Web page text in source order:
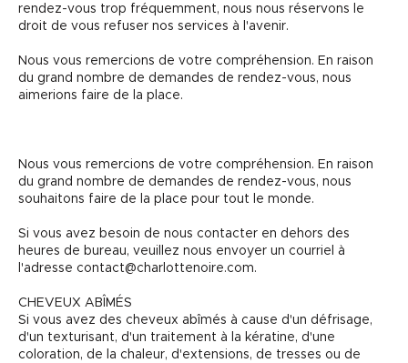
rendez-vous trop fréquemment, nous nous réservons le
droit de vous refuser nos services à l'avenir.
Nous vous remercions de votre compréhension. En raison
du grand nombre de demandes de rendez-vous, nous
aimerions faire de la place.
Nous vous remercions de votre compréhension. En raison
du grand nombre de demandes de rendez-vous, nous
souhaitons faire de la place pour tout le monde.
Si vous avez besoin de nous contacter en dehors des
heures de bureau, veuillez nous envoyer un courriel à
l'adresse contact@charlottenoire.com.
CHEVEUX ABÎMÉS
Si vous avez des cheveux abîmés à cause d'un défrisage,
d'un texturisant, d'un traitement à la kératine, d'une
coloration, de la chaleur, d'extensions, de tresses ou de